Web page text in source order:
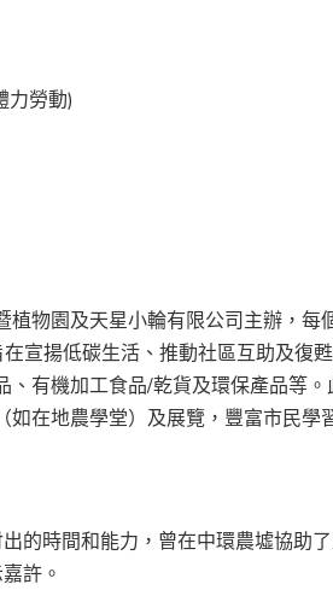
力勞動)
植物園及天星小輪有限公司主辦，每
宣揚低碳生活、推動社區互助及復
、有機加工食品/乾貨及環保產品等
如在地農學堂）及展覽，豐富市民學
的時間和能力，曾在中環農墟協助
許。